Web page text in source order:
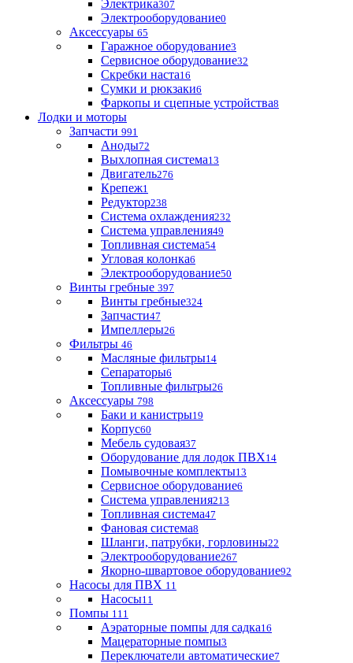
Электрика307
Электрооборудование0
Аксессуары 65
Гаражное оборудование3
Сервисное оборудование32
Скребки наста16
Сумки и рюкзаки6
Фаркопы и сцепные устройства8
Лодки и моторы
Запчасти 991
Аноды72
Выхлопная система13
Двигатель276
Крепеж1
Редуктор238
Система охлаждения232
Система управления49
Топливная система54
Угловая колонка6
Электрооборудование50
Винты гребные 397
Винты гребные324
Запчасти47
Импеллеры26
Фильтры 46
Масляные фильтры14
Сепараторы6
Топливные фильтры26
Аксессуары 798
Баки и канистры19
Корпус60
Мебель судовая37
Оборудование для лодок ПВХ14
Помывочные комплекты13
Сервисное оборудование6
Система управления213
Топливная система47
Фановая система8
Шланги, патрубки, горловины22
Электрооборудование267
Якорно-швартовое оборудование92
Насосы для ПВХ 11
Насосы11
Помпы 111
Аэраторные помпы для садка16
Мацераторные помпы3
Переключатели автоматические7